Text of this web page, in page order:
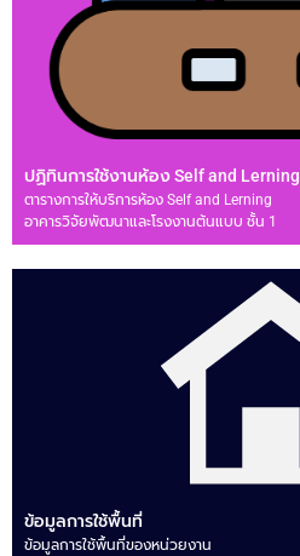
ปฏิทินการใช้งานห้อง Self and Lerning
ตารางการให้บริการห้อง Self and Lerning
อาคารวิจัยพัฒนาและโรงงานต้นแบบ ชั้น 1
ข้อมูลการใช้พื้นที่
ข้อมูลการใช้พื้นที่ของหน่วยงาน